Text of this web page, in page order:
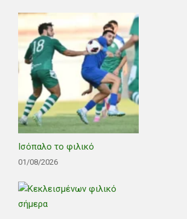
Ισόπαλο το φιλικό
01/08/2026